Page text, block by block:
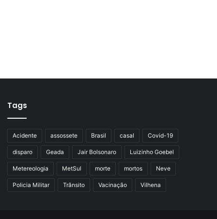
Tags
Acidente assossete Brasil casal Covid-19
disparo Geada Jair Bolsonaro Luizinho Goebel
Metereologia MetSul morte mortos Neve
Policia Militar Trânsito Vacinação Vilhena